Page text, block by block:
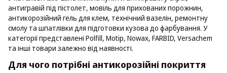
антигравій під пістолет, мовіль для прихованих порожнин,
антикорозійний гель для клем, технічний вазелін, ремонтну
смолу та шпатлівки для підготовки кузова до фарбування. У
категорії представлені Polfill, Motip, Nowax, FARBID, Versachem
та інші товари залежно від наявності.
Для чого потрібні антикорозійні покриття